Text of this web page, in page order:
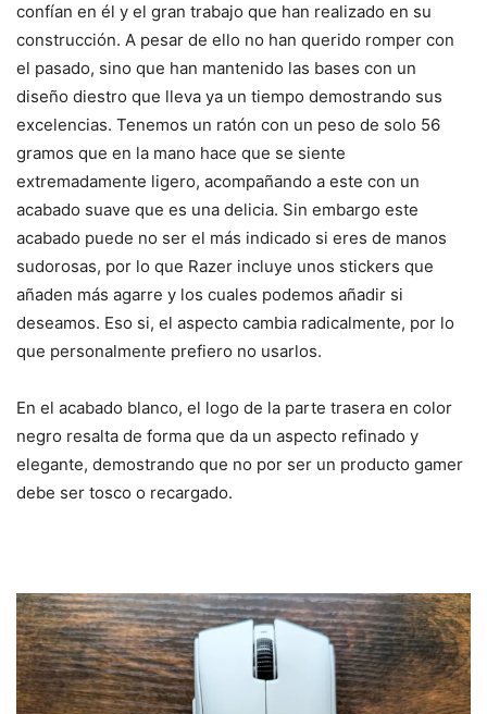
confían en él y el gran trabajo que han realizado en su
construcción. A pesar de ello no han querido romper con
el pasado, sino que han mantenido las bases con un
diseño diestro que lleva ya un tiempo demostrando sus
excelencias. Tenemos un ratón con un peso de solo 56
gramos que en la mano hace que se siente
extremadamente ligero, acompañando a este con un
acabado suave que es una delicia. Sin embargo este
acabado puede no ser el más indicado si eres de manos
sudorosas, por lo que Razer incluye unos stickers que
añaden más agarre y los cuales podemos añadir si
deseamos. Eso si, el aspecto cambia radicalmente, por lo
que personalmente prefiero no usarlos.
En el acabado blanco, el logo de la parte trasera en color
negro resalta de forma que da un aspecto refinado y
elegante, demostrando que no por ser un producto gamer
debe ser tosco o recargado.